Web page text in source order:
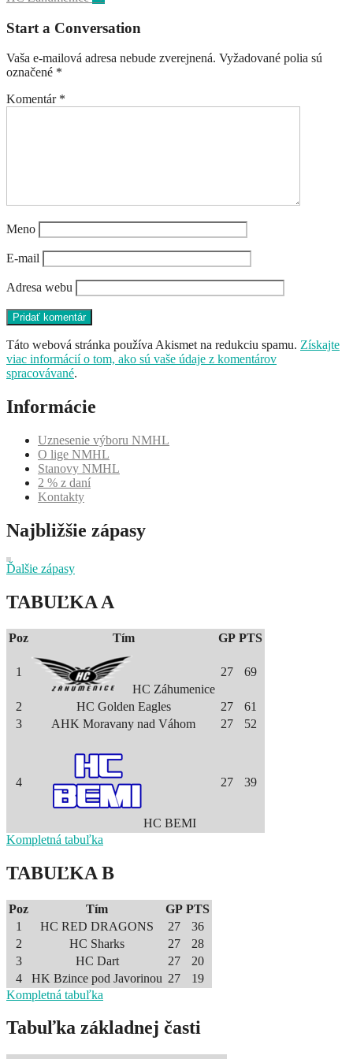
navigation
Start a Conversation
Vaša e-mailová adresa nebude zverejnená. Vyžadované polia sú
označené *
Komentár *
Meno
E-mail
Adresa webu
Táto webová stránka používa Akismet na redukciu spamu. Získajte
viac informácií o tom, ako sú vaše údaje z komentárov
spracovávané.
Informácie
Uznesenie výboru NMHL
O lige NMHL
Stanovy NMHL
2 % z daní
Kontakty
Najbližšie zápasy
Ďalšie zápasy
TABUĽKA A
Poz Tím GP PTS
1
HC Záhumenice
27 69
2 HC Golden Eagles 27
61
3
AHK Moravany nad Váhom 27 52
4
HC BEMI
27 39
Kompletná tabuľka
TABUĽKA B
Poz Tím GP PTS
1
HC RED DRAGONS 27
36
2
HC Sharks 27
28
3
HC Dart 27
20
4
HK Bzince pod Javorinou 27
19
Kompletná tabuľka
Tabuľka základnej časti